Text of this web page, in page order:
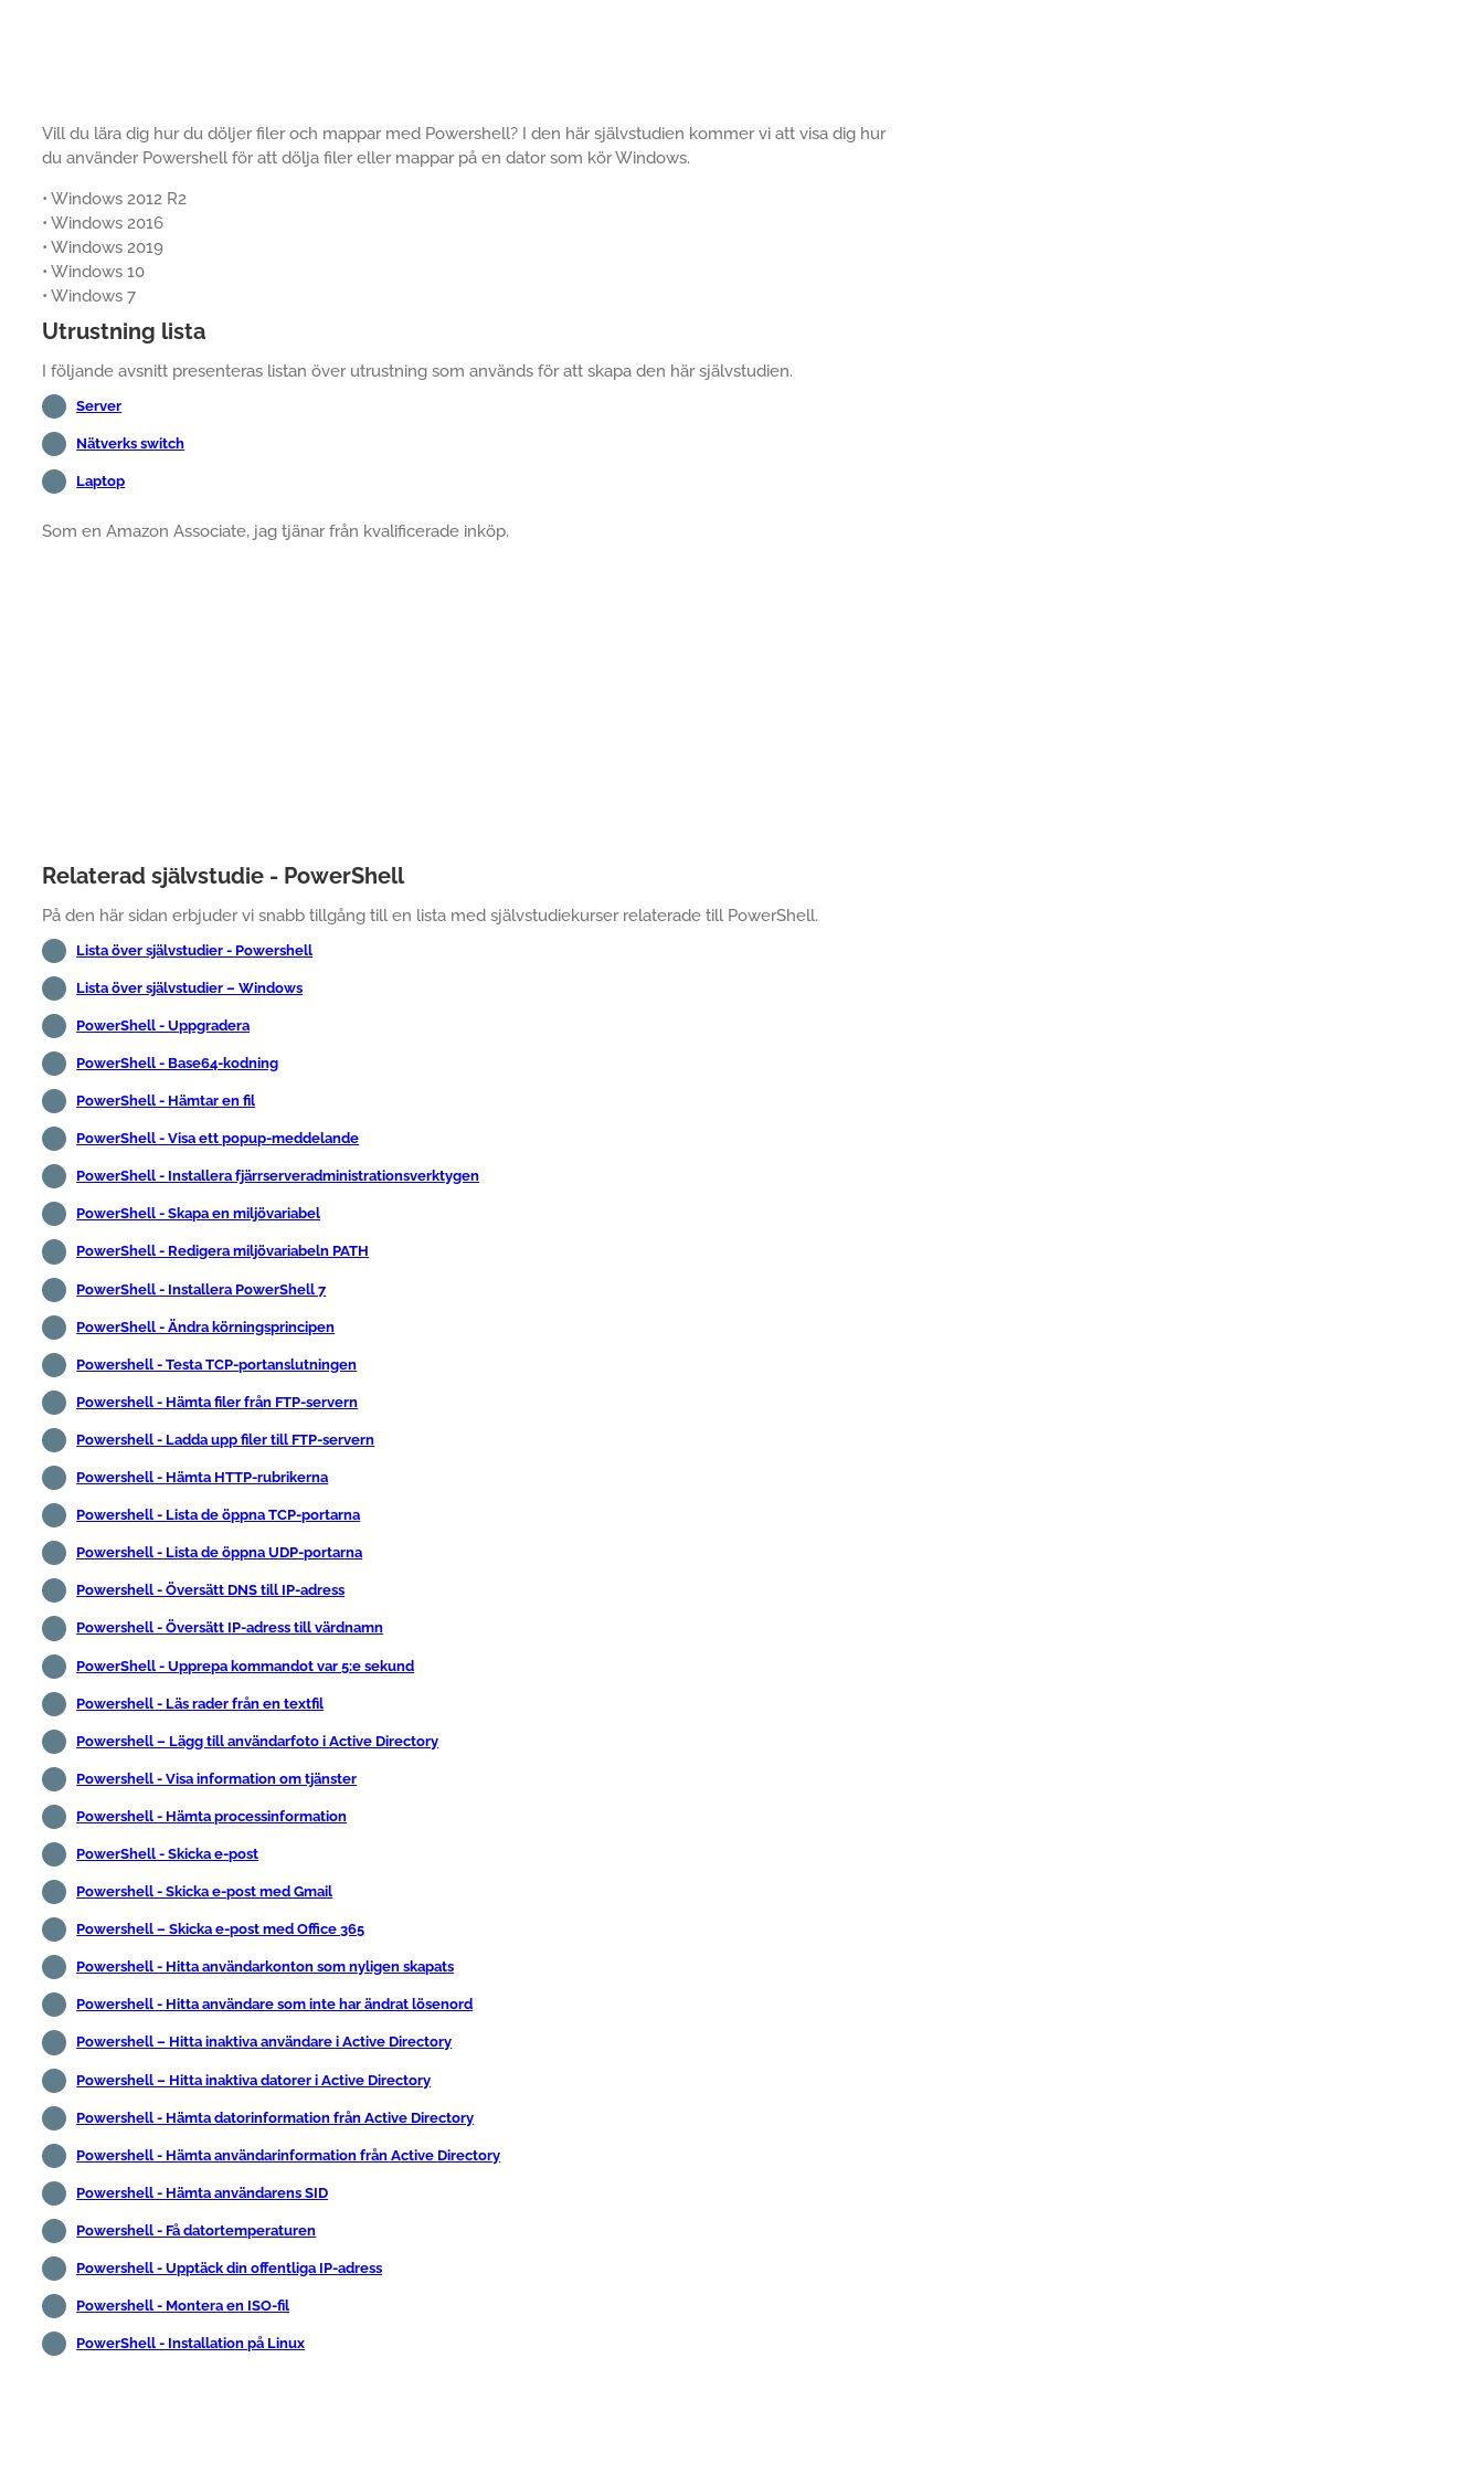
Vill du lära dig hur du döljer filer och mappar med Powershell? I den här självstudien kommer vi att visa dig hur
du använder Powershell för att dölja filer eller mappar på en dator som kör Windows.
• Windows 2012 R2
• Windows 2016
• Windows 2019
• Windows 10
• Windows 7
Utrustning lista
I följande avsnitt presenteras listan över utrustning som används för att skapa den här självstudien.
Server
Nätverks switch
Laptop
Som en Amazon Associate, jag tjänar från kvalificerade inköp.
Relaterad självstudie - PowerShell
På den här sidan erbjuder vi snabb tillgång till en lista med självstudiekurser relaterade till PowerShell.
Lista över självstudier - Powershell
Lista över självstudier – Windows
PowerShell - Uppgradera
PowerShell - Base64-kodning
PowerShell - Hämtar en fil
PowerShell - Visa ett popup-meddelande
PowerShell - Installera fjärrserveradministrationsverktygen
PowerShell - Skapa en miljövariabel
PowerShell - Redigera miljövariabeln PATH
PowerShell - Installera PowerShell 7
PowerShell - Ändra körningsprincipen
Powershell - Testa TCP-portanslutningen
Powershell - Hämta filer från FTP-servern
Powershell - Ladda upp filer till FTP-servern
Powershell - Hämta HTTP-rubrikerna
Powershell - Lista de öppna TCP-portarna
Powershell - Lista de öppna UDP-portarna
Powershell - Översätt DNS till IP-adress
Powershell - Översätt IP-adress till värdnamn
PowerShell - Upprepa kommandot var 5:e sekund
Powershell - Läs rader från en textfil
Powershell – Lägg till användarfoto i Active Directory
Powershell - Visa information om tjänster
Powershell - Hämta processinformation
PowerShell - Skicka e-post
Powershell - Skicka e-post med Gmail
Powershell – Skicka e-post med Office 365
Powershell - Hitta användarkonton som nyligen skapats
Powershell - Hitta användare som inte har ändrat lösenord
Powershell – Hitta inaktiva användare i Active Directory
Powershell – Hitta inaktiva datorer i Active Directory
Powershell - Hämta datorinformation från Active Directory
Powershell - Hämta användarinformation från Active Directory
Powershell - Hämta användarens SID
Powershell - Få datortemperaturen
Powershell - Upptäck din offentliga IP-adress
Powershell - Montera en ISO-fil
PowerShell - Installation på Linux